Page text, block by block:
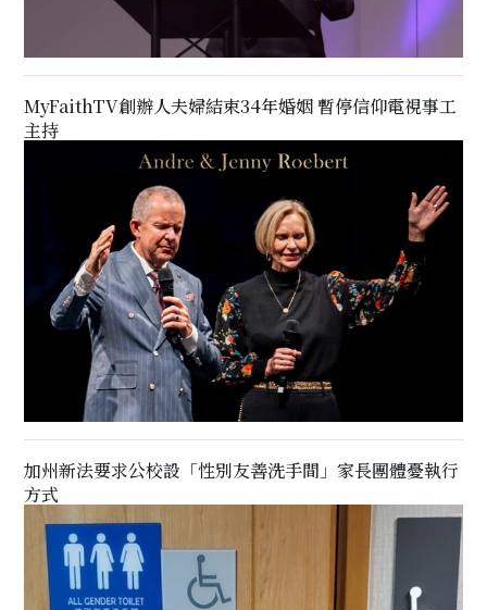
MyFaithTV創辦人夫婦結束34年婚姻 暫停信仰電視事工
主持
加州新法要求公校設「性別友善洗手間」家長團體憂執行
方式